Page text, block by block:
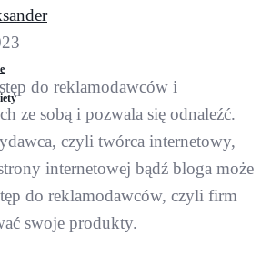
do reklamodawców i
ze sobą i pozwala się odnaleźć.
czyli twórca internetowy,
internetowej bądź bloga może
do reklamodawców, czyli firm
swoje produkty.